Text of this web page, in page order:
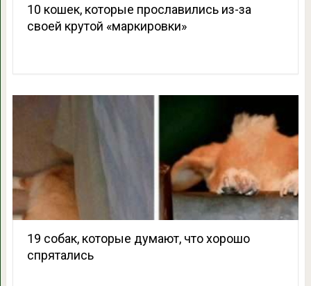
10 кошек, которые прославились из-за
своей крутой «маркировки»
19 собак, которые думают, что хорошо
спрятались